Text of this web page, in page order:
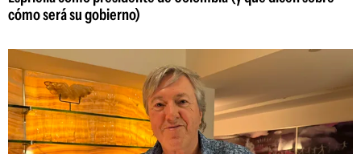
cómo será su gobierno)